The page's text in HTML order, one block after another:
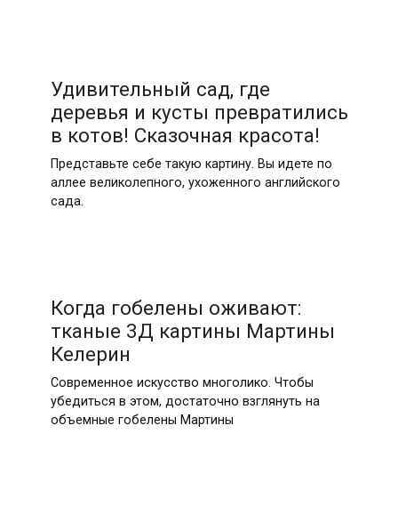
Удивительный сад, где
деревья и кусты превратились
в котов! Сказочная красота!
Представьте себе такую картину. Вы идете по
аллее великолепного, ухоженного английского
сада.
Когда гобелены оживают:
тканые 3Д картины Мартины
Келерин
Современное искусство многолико. Чтобы
убедиться в этом, достаточно взглянуть на
объемные гобелены Мартины